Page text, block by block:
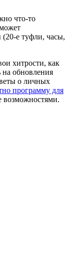
что-то
(20-е туфли, часы,
хитрости, как
обновления
о личных
программу для
возможностями.